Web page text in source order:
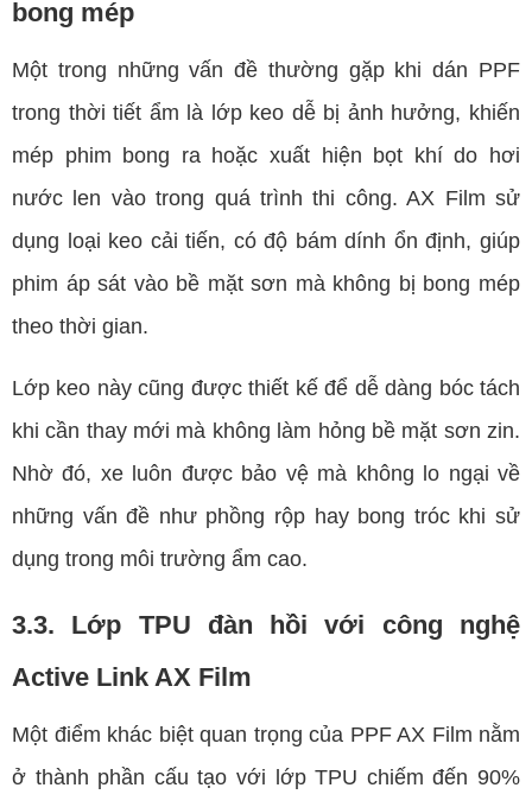
bong mép
Một trong những vấn đề thường gặp khi dán PPF
trong thời tiết ẩm là lớp keo dễ bị ảnh hưởng, khiến
mép phim bong ra hoặc xuất hiện bọt khí do hơi
nước len vào trong quá trình thi công. AX Film sử
dụng loại keo cải tiến, có độ bám dính ổn định, giúp
phim áp sát vào bề mặt sơn mà không bị bong mép
theo thời gian.
Lớp keo này cũng được thiết kế để dễ dàng bóc tách
khi cần thay mới mà không làm hỏng bề mặt sơn zin.
Nhờ đó, xe luôn được bảo vệ mà không lo ngại về
những vấn đề như phồng rộp hay bong tróc khi sử
dụng trong môi trường ẩm cao.
3.3. Lớp TPU đàn hồi với công nghệ
Active Link AX Film
Một điểm khác biệt quan trọng của PPF AX Film nằm
ở thành phần cấu tạo với lớp TPU chiếm đến 90%